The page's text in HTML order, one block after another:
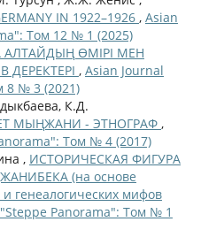
IN 1922–1926 , Asian
Том 12 № 1 (2025)
ӨМІРІ МЕН
ДЕРЕКТЕРІ , Asian Journal
8 № 3 (2021)
К.Д.
МЫҢЖАНИ - ЭТНОГРАФ ,
Том № 4 (2017)
, ИСТОРИЧЕСКАЯ ФИГУРА
(на основе
генеалогических мифов
Panorama": Том № 1